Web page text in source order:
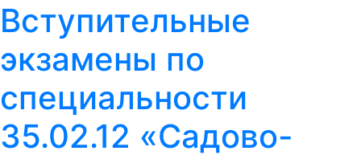
Вступительные
экзамены по
специальности
35.02.12 «Садово-